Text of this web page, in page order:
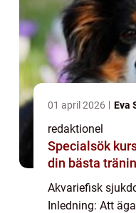
01 april 2026 Eva
redaktionel
Specialsök kurs när hundens nos
din bästa
Akvariefisk
Inledning: Att